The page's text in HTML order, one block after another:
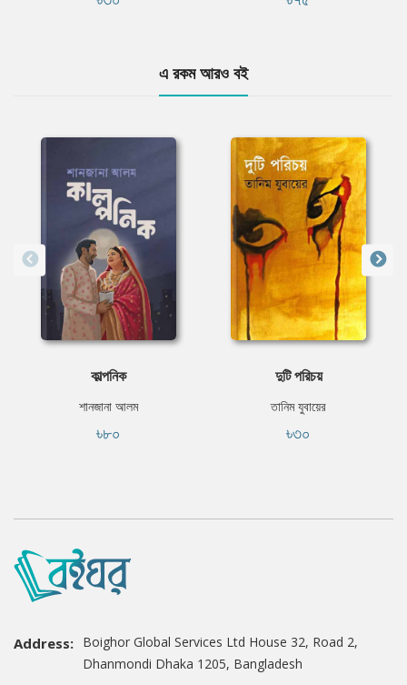
এ রকম আরও বই
কাল্পনিক
শানজানা আলম
৳৮০
দুটি পরিচয়
তানিম যুবায়ের
৳৩০
Address: Boighor Global Services Ltd House 32, Road 2,
Dhanmondi Dhaka 1205, Bangladesh